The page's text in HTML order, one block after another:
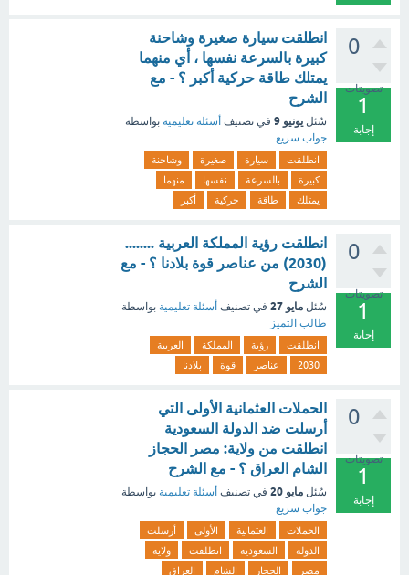
0
تصويتات
1
إجابة
انطلقت سيارة صغيرة وشاحنة
كبيرة بالسرعة نفسها ، أي منهما
يمتلك طاقة حركية أكبر ؟ - مع
الشرح
سُئل يونيو 9 في تصنيف أسئلة تعليمية بواسطة
جواب سريع
انطلقت سيارة صغيرة
وشاحنة
كبيرة
بالسرعة نفسها
منهما
يمتلك
طاقة حركية أكبر
0
تصويتات
1
إجابة
انطلقت رؤية المملكة العربية ........
(2030) من عناصر قوة بلادنا ؟ - مع
الشرح
سُئل مايو 27 في تصنيف أسئلة تعليمية بواسطة
طالب التميز
انطلقت رؤية المملكة
العربية
2030
عناصر قوة بلادنا
0
تصويتات
1
إجابة
الحملات العثمانية الأولى التي
أرسلت ضد الدولة السعودية
انطلقت من ولاية: مصر الحجاز
الشام العراق ؟ - مع الشرح
سُئل مايو 20 في تصنيف أسئلة تعليمية بواسطة
جواب سريع
الحملات العثمانية الأولى
أرسلت
الدولة
السعودية انطلقت
ولاية
مصر
الحجاز الشام العراق